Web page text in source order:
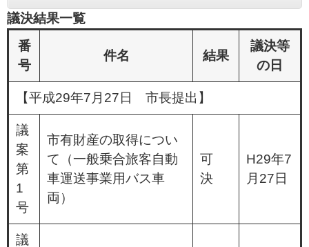
議決結果一覧
番
号
件名 結果
議決等
の日
【平成29年7月27日 市長提出】
議
案
第
1
号
市有財産の取得につい
て（一般乗合旅客自動
車運送事業用バス車
両）
可
決
H29年7
月27日
議